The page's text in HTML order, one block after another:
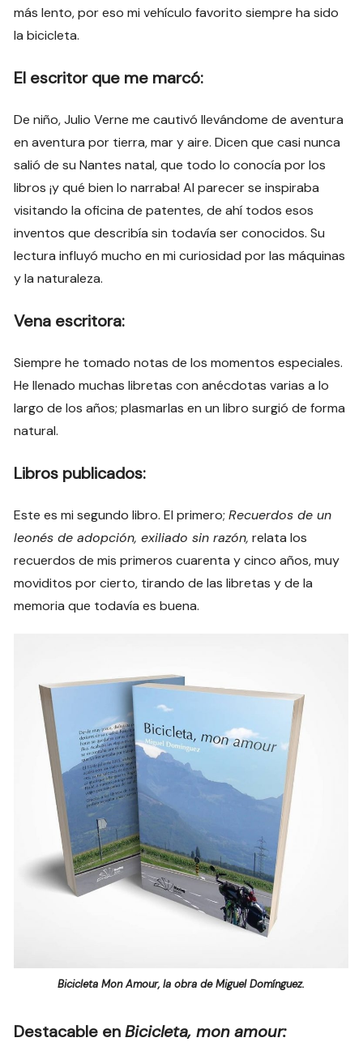
más lento, por eso mi vehículo favorito siempre ha sido
la bicicleta.
El escritor que me marcó:
De niño, Julio Verne me cautivó llevándome de aventura
en aventura por tierra, mar y aire. Dicen que casi nunca
salió de su Nantes natal, que todo lo conocía por los
libros ¡y qué bien lo narraba! Al parecer se inspiraba
visitando la oficina de patentes, de ahí todos esos
inventos que describía sin todavía ser conocidos. Su
lectura influyó mucho en mi curiosidad por las máquinas
y la naturaleza.
Vena escritora:
Siempre he tomado notas de los momentos especiales.
He llenado muchas libretas con anécdotas varias a lo
largo de los años; plasmarlas en un libro surgió de forma
natural.
Libros publicados:
Este es mi segundo libro. El primero;Recuerdos de un
leonés de adopción, exiliado sin razón, relata los
recuerdos de mis primeros cuarenta y cinco años, muy
moviditos por cierto, tirando de las libretas y de la
memoria que todavía es buena.
Bicicleta Mon Amour, la obra de Miguel Domínguez.
Destacable enBicicleta, mon amour: